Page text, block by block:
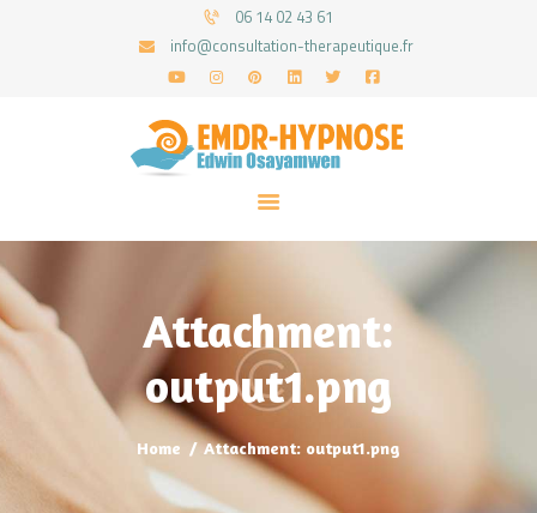
06 14 02 43 61
info@consultation-therapeutique.fr
Attachment:
output1.png
Home Attachment: output1.png
ACCUEIL
MON APPROCHE
ARTICLES
CONSULTATIONS
PRENEZ UN RDV